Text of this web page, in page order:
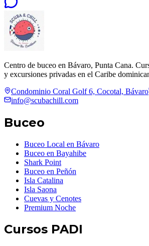
Centro de buceo en Bávaro, Punta Cana.
y excursiones privadas en el Caribe
Condominio Coral Golf 6, Cocotal, Bávaro
info@scubachill.com
Buceo
Buceo Local en Bávaro
Buceo en Bayahibe
Shark Point
Buceo en Peñón
Isla Catalina
Isla Saona
Cuevas y Cenotes
Premium Noche
Cursos PADI